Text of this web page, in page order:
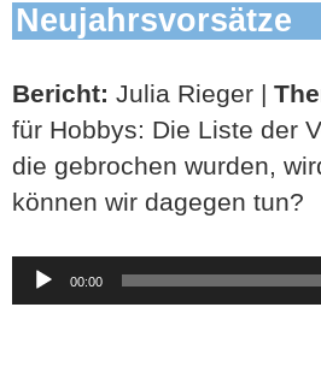
Neujahrsvorsätze
Bericht: Julia Rieger |
für Hobbys: Die Liste der
die gebrochen wurden,
können wir dagegen tun?
Audio-
Player
00:00